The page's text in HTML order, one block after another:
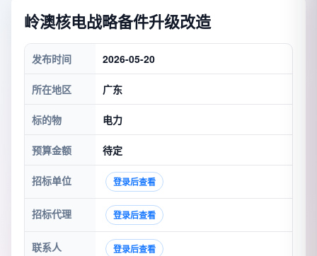
岭澳核电战略备件升级改造
发布时间 2026-05-20
所在地区 广东
标的物 电力
预算金额 待定
招标单位 登录后查看
招标代理 登录后查看
联系人 登录后查看